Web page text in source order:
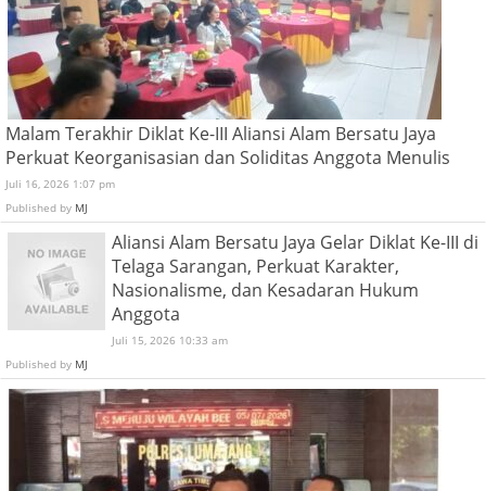
Malam Terakhir Diklat Ke-III Aliansi Alam Bersatu Jaya
Perkuat Keorganisasian dan Soliditas Anggota Menulis
Juli 16, 2026 1:07 pm
Published by MJ
Aliansi Alam Bersatu Jaya Gelar Diklat Ke-III di
Telaga Sarangan, Perkuat Karakter,
Nasionalisme, dan Kesadaran Hukum
Anggota
Juli 15, 2026 10:33 am
Published by MJ